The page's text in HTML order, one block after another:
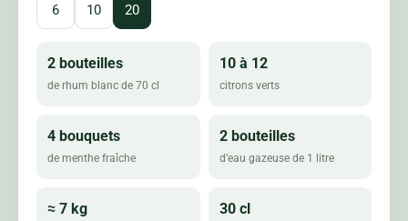
6 10 20
2 bouteilles
de rhum blanc de 70 cl
10 à 12
citrons verts
4 bouquets
de menthe fraîche
2 bouteilles
d’eau gazeuse de 1 litre
≈ 7 kg 30 cl